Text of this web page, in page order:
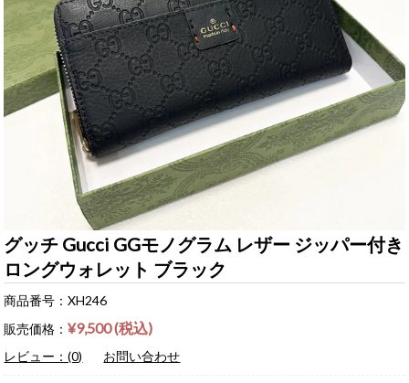
グッチ Gucci GGモノグラム レザー ジッパー付き
ロングウォレット ブラック
商品番号：XH246
販売価格：¥9,500 (税込)
レビュー：(0) お問い合わせ